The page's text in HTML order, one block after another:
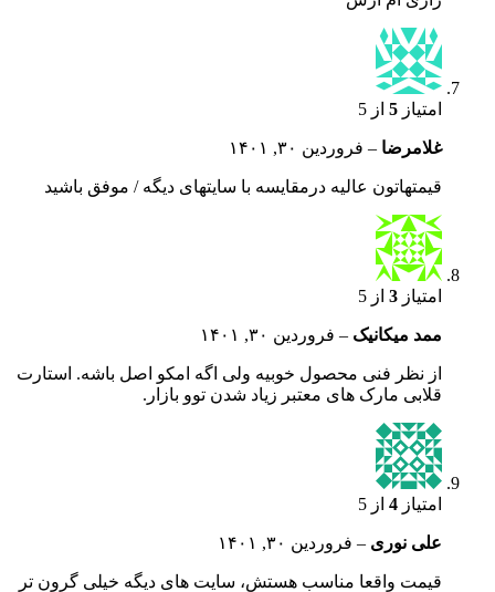
امتیاز 5 از 5
غلامرضا – فروردین ۳۰, ۱۴۰۱
قیمتهاتون عالیه درمقایسه با سایتهای دیگه / موفق باشید
امتیاز 3 از 5
ممد میکانیک – فروردین ۳۰, ۱۴۰۱
از نظر فنی محصول خوبیه ولی اگه امکو اصل باشه. استارت
قلابی مارک های معتبر زیاد شدن توو بازار.
امتیاز 4 از 5
علی نوری – فروردین ۳۰, ۱۴۰۱
قیمت واقعا مناسب هستش، سایت های دیگه خیلی گرون تر